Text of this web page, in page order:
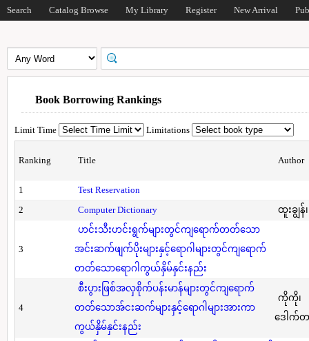
Search Catalog Browse My Library Register New Arrival
Book Borrowing Rankings
Limit Time Limitations
Ranking Title Author
1
Test Reservation
2
Computer Dictionary ထူးချွန်
3
ဟင်းသီးဟင်းရွက်များတွင်ကျရောက်တတ်သော
အင်းဆက်ဖျက်ပိုးများနှင့်ရောဂါများတွင်ကျရောက်
တတ်သောရောဂါကွယ်နှိမ်နှင်းနည်း
4
စီးပွားဖြစ်အလှစိုက်ပန်းမာန်များတွင်ကျရောက်
တတ်သောအ်ငးဆက်များနှင့်ရောဂါများအားကာ
ကွယ်နှိမ်နှင်းနည်း
ကိုကို၊
ဒေါက်တ